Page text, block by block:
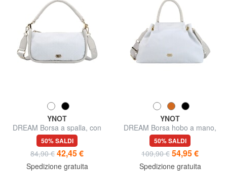
YNOT
DREAM Borsa a spalla, con
tracolla
50% SALDI
84,90 € 42,45 €
Spedizione gratuita
YNOT
DREAM Borsa hobo a mano,
con tracolla
50% SALDI
109,90 € 54,95 €
Spedizione gratuita